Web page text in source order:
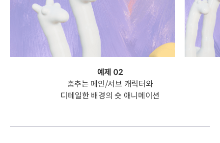
예제 02
춤추는 메인/서브 캐릭터와
디테일한 배경의 숏 애니메이션